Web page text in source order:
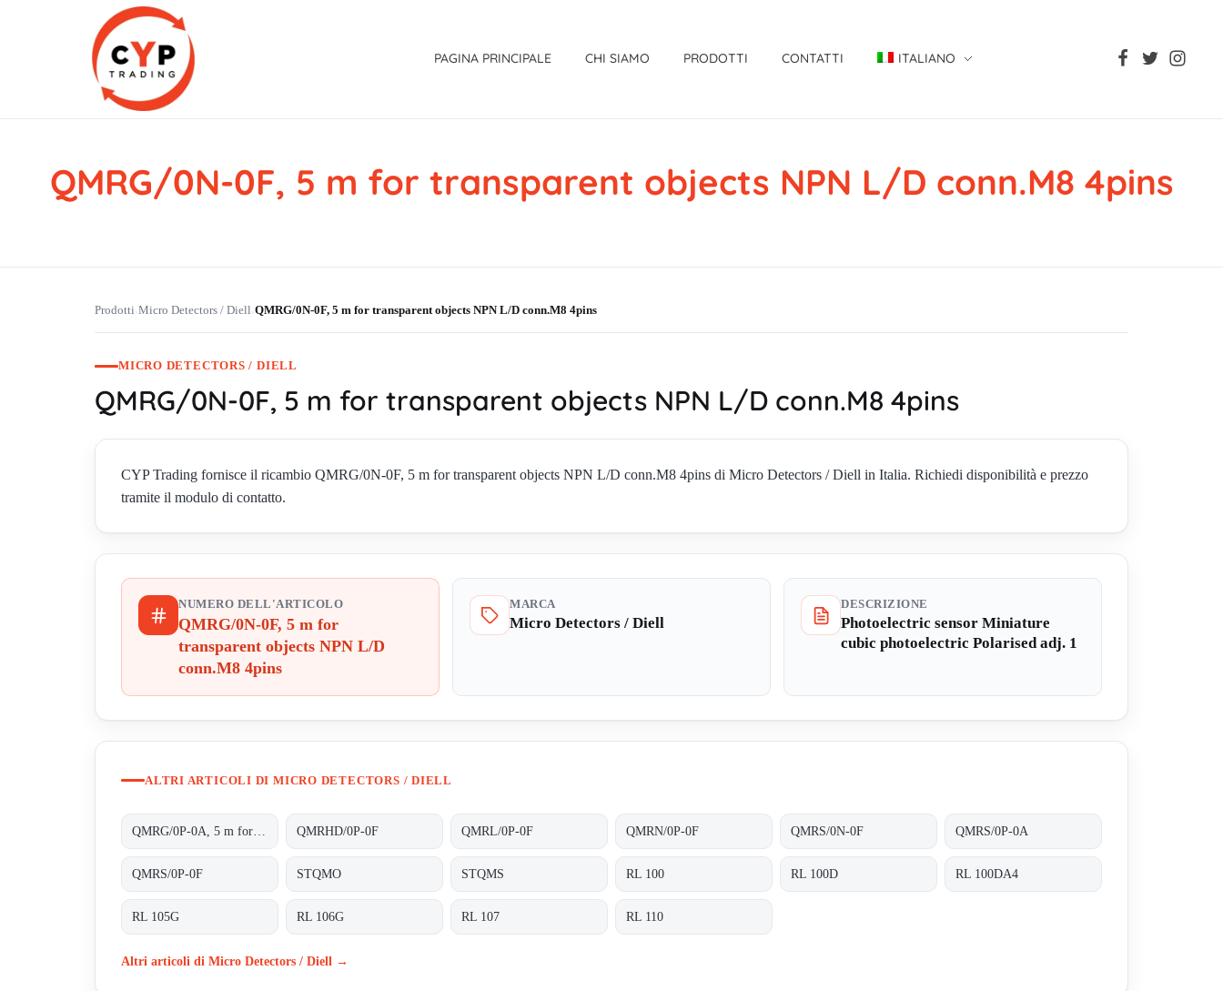
CYP Trading
Professionelle Ersatzteilbeschaffung
PAGINA PRINCIPALE CHI SIAMO PRODOTTI CONTATTI ITALIANO
QMRG/0N-0F, 5 m for transparent objects NPN L/D conn.M8 4pins
Prodotti›Micro Detectors / Diell›QMRG/0N-0F, 5 m for transparent objects NPN L/D conn.M8 4pins
MICRO DETECTORS / DIELL
QMRG/0N-0F, 5 m for transparent objects NPN L/D conn.M8 4pins
CYP Trading fornisce il ricambio QMRG/0N-0F, 5 m for transparent objects NPN L/D conn.M8 4pins di Micro Detectors / Diell in Italia. Richiedi disponibilità e prezzo
tramite il modulo di contatto.
NUMERO DELL'ARTICOLO
QMRG/0N-0F, 5 m for
transparent objects NPN L/D
conn.M8 4pins
MARCA
Micro Detectors / Diell
DESCRIZIONE
Photoelectric sensor Miniature
cubic photoelectric Polarised adj. 1
ALTRI ARTICOLI DI MICRO DETECTORS / DIELL
QMRHD/0P-0F QMRL/0P-0F QMRN/0P-0F QMRS/0N-0F QMRS/0P-0A
QMRS/0P-0F STQMO STQMS RL 100 RL 100D RL 100DA4
RL 105G RL 106G RL 107 RL 110
Altri articoli di Micro Detectors / Diell →